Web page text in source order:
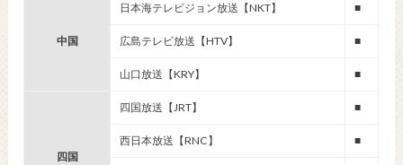
中国
日本海テレビジョン放送【NKT】 ■
広島テレビ放送【HTV】 ■
山口放送【KRY】 ■
四国
四国放送【JRT】 ■
西日本放送【RNC】 ■